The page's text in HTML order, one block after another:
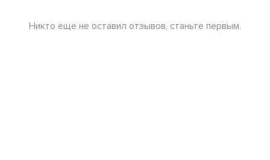
Никто еще не оставил отзывов, станьте первым.